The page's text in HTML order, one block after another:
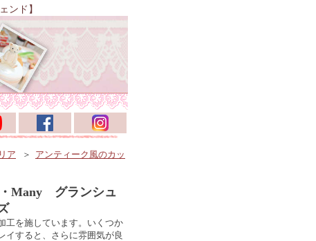
ンド】
ア ＞ アンティーク風のカッ
Many グランシュ
工を施しています。いくつか
イすると、さらに雰囲気が良